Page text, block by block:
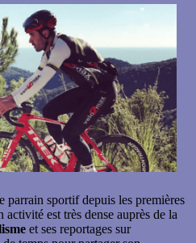
parrain sportif depuis les premières
activité est très dense auprès de la
et ses reportages sur